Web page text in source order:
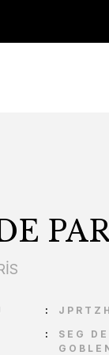
SEG